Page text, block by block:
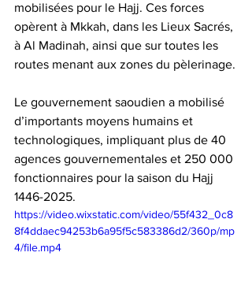
mobilisées pour le Hajj. Ces forces
opèrent à Mkkah, dans les Lieux Sacrés,
à Al Madinah, ainsi que sur toutes les
routes menant aux zones du pèlerinage.
Le gouvernement saoudien a mobilisé
d’importants moyens humains et
technologiques, impliquant plus de 40
agences gouvernementales et 250 000
fonctionnaires pour la saison du Hajj
1446-2025.
https://video.wixstatic.com/video/55f432_0c8
8f4ddaec94253b6a95f5c583386d2/360p/mp
4/file.mp4